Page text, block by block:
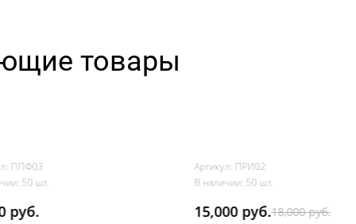
товары
ППФ03
50 шт.
руб.
Артикул: ПРИ02
В наличии: 50 шт.
15,000 руб.18,000 руб.